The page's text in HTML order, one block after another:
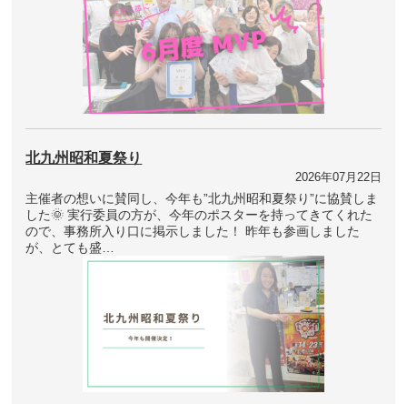
北九州昭和夏祭り
2026年07月22日
主催者の想いに賛同し、今年も”北九州昭和夏祭り”に協賛しま
した🌞 実行委員の方が、今年のポスターを持ってきてくれた
ので、事務所入り口に掲示しました！ 昨年も参画しました
が、とても盛…